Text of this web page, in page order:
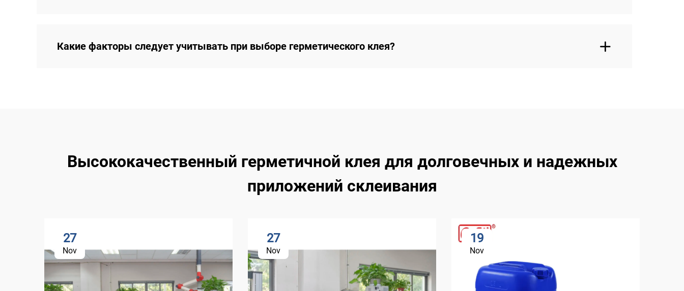
Какие факторы следует учитывать при выборе герметического клея?
Высококачественный герметичной клея для долговечных и надежных
приложений склеивания
27
Nov
27
Nov
19
Nov